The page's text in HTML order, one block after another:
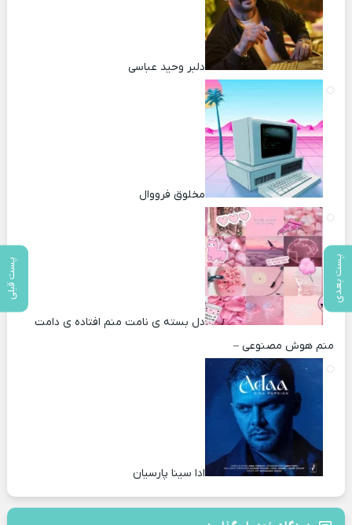
پست بعدی پست قبلی
دلبر وحید عباسی
مخلوق فرووال
دل بسته ی نامت منم افتاده ی دامت
منم هوش مصنوعی –
ادا سینا پارسیان